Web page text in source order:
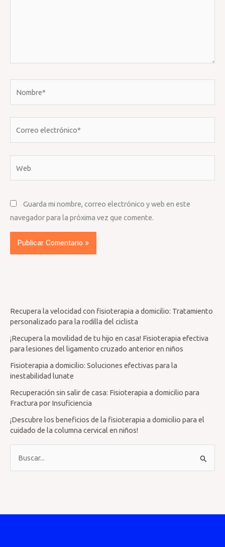
Guarda mi nombre, correo electrónico y web en este
navegador para la próxima vez que comente.
Recupera la velocidad con fisioterapia a domicilio: Tratamiento
personalizado para la rodilla del ciclista
¡Recupera la movilidad de tu hijo en casa! Fisioterapia efectiva
para lesiones del ligamento cruzado anterior en niños
Fisioterapia a domicilio: Soluciones efectivas para la
inestabilidad lunate
Recuperación sin salir de casa: Fisioterapia a domicilio para
Fractura por Insuficiencia
¡Descubre los beneficios de la fisioterapia a domicilio para el
cuidado de la columna cervical en niños!